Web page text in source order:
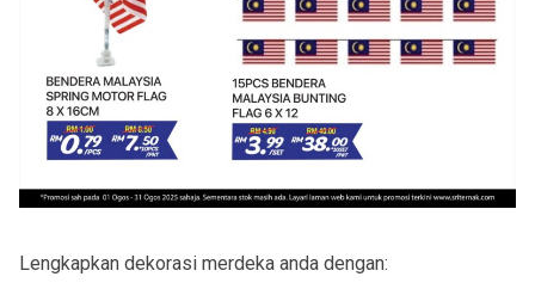
Lengkapkan dekorasi merdeka anda dengan: